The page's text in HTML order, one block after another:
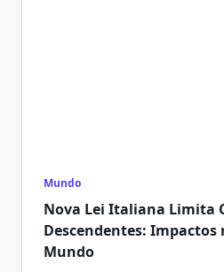
Mundo
Nova Lei Italiana Limita
Descendentes: Impactos
Mundo